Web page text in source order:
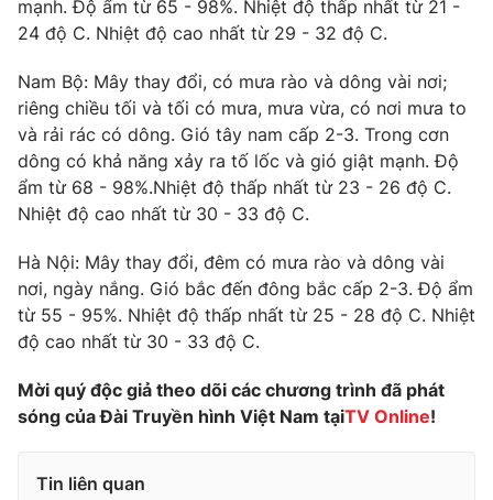
Ðiện thoại Thời báo VTV: 024.66 897 897
Email:toasoan@vtv.vn
Liên hệ quảng cáo:
024-7300.7108
® Cấm sao chép dưới mọi hình thức nếu không có sự chấp
thuận bằng văn bản. Ghi rõ nguồn VTV.vn khi phát hành lại
thông tin từ website này.
mạnh. Độ ẩm từ 65 - 98%. Nhiệt độ thấp nhất từ 21 -
24 độ C. Nhiệt độ cao nhất từ 29 - 32 độ C.
Nam Bộ: Mây thay đổi, có mưa rào và dông vài nơi;
riêng chiều tối và tối có mưa, mưa vừa, có nơi mưa to
và rải rác có dông. Gió tây nam cấp 2-3. Trong cơn
dông có khả năng xảy ra tố lốc và gió giật mạnh. Độ
ẩm từ 68 - 98%.Nhiệt độ thấp nhất từ 23 - 26 độ C.
Nhiệt độ cao nhất từ 30 - 33 độ C.
Hà Nội: Mây thay đổi, đêm có mưa rào và dông vài
nơi, ngày nắng. Gió bắc đến đông bắc cấp 2-3. Độ ẩm
từ 55 - 95%. Nhiệt độ thấp nhất từ 25 - 28 độ C. Nhiệt
độ cao nhất từ 30 - 33 độ C.
Mời quý độc giả theo dõi các chương trình đã phát
sóng của Đài Truyền hình Việt Nam tạiTV Online!
Tin liên quan